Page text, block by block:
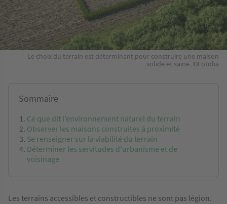
Le choix du terrain est déterminant pour construire une maison
solide et saine. ©Fotolia
Sommaire
Ce que dit l’environnement naturel du terrain
Observer les maisons construites à proximité
Se renseigner sur la viabilité du terrain
Déterminer les servitudes d'urbanisme et de
voisinage
Les terrains accessibles et constructibles ne sont pas légion.